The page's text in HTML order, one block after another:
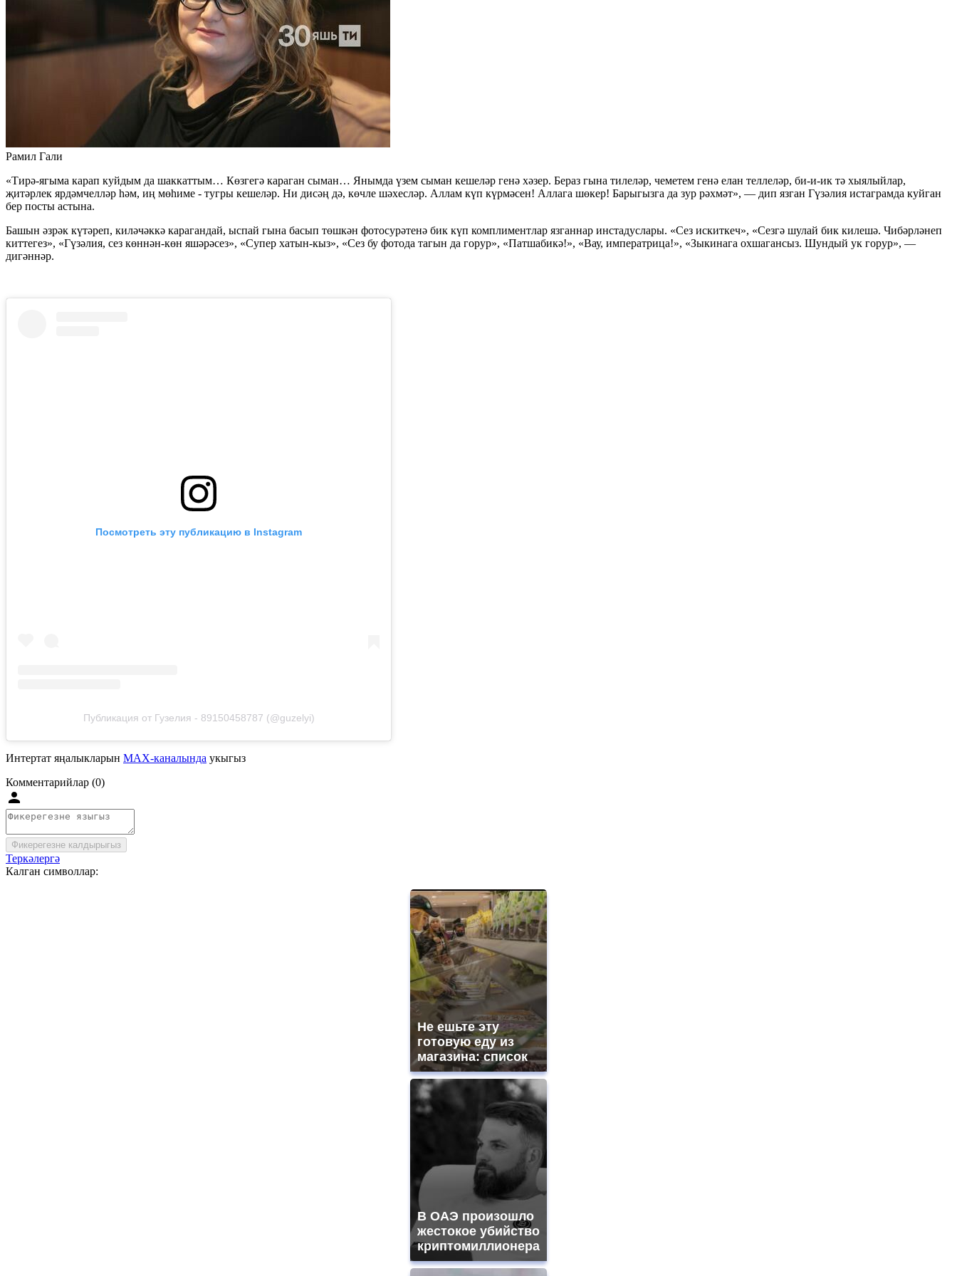
Рамил Гали
«Тирә-ягыма карап куйдым да шаккаттым… Көзгегә караган сыман… Янымда үзем сыман кешеләр генә хәзер. Бераз гына тилеләр, чеметем генә елан теллеләр, би-и-ик тә хыялыйлар,
җитәрлек ярдәмчелләр һәм, иң мөһиме - тугры кешеләр. Ни дисәң дә, көчле шәхесләр. Аллам күп күрмәсен! Аллага шөкер! Барыгызга да зур рәхмәт», — дип язган Гүзәлия истаграмда куйган
бер посты астына.
Башын әзрәк күтәреп, киләчәккә карагандай, ыспай гына басып төшкән фотосурәтенә бик күп комплиментлар язганнар инстадуслары. «Сез искиткеч», «Сезгә шулай бик килешә. Чибәрләнеп
киттегез», «Гүзәлия, сез көннән-көн яшәрәсез», «Супер хатын-кыз», «Сез бу фотода тагын да горур», «Патшабикә!», «Вау, императрица!», «Зыкинага охшагансыз. Шундый ук горур», —
дигәннәр.
Посмотреть эту публикацию в Instagram
Публикация от Гузелия - 89150458787 (@guzelyi)
Интертат яңалыкларын MAX-каналында укыгыз
Комментарийлар (0)
Фикерегезне калдырыгыз
Теркәлергә
Калган символлар:
Не ешьте эту
готовую еду из
магазина: список
В ОАЭ произошло
жестокое убийство
криптомиллионера